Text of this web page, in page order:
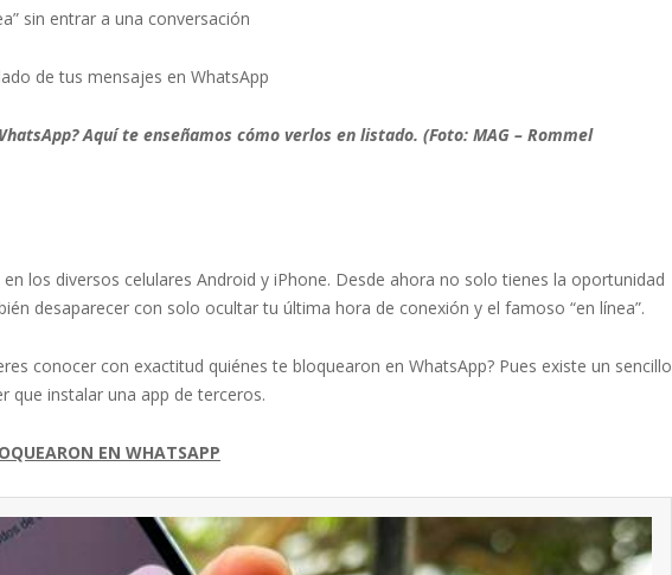
sin entrar a una conversación
de tus mensajes en WhatsApp
Aquí te enseñamos cómo verlos en listado. (Foto: MAG – Rommel
los diversos celulares Android y iPhone. Desde ahora no solo tienes la oportunidad
desaparecer con solo ocultar tu última hora de conexión y el famoso “en línea”.
conocer con exactitud quiénes te bloquearon en WhatsApp? Pues existe un sencillo
que instalar una app de terceros.
EN WHATSAPP